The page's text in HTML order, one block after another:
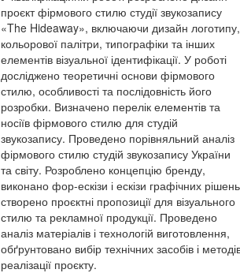
проєкт фірмового стилю студії звукозапису
«The Hideaway», включаючи дизайн логотипу,
кольорової палітри, типографіки та інших
елементів візуальної ідентифікації. У роботі
досліджено теоретичні основи фірмового
стилю, особливості та послідовність його
розробки. Визначено перелік елементів та
носіїв фірмового стилю для студій
звукозапису. Проведено порівняльний аналіз
фірмового стилю студій звукозапису України
та світу. Розроблено концепцію бренду,
виконано фор-ескізи і ескізи графічних
створено проєктні пропозиції для візуального
стилю та рекламної продукції. Проведено
аналіз матеріалів і технологій виготовлення,
обґрунтовано вибір технічних засобів і
реалізації проєкту.